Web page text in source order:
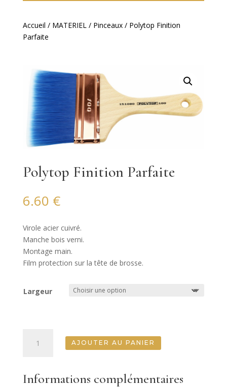
Accueil / MATERIEL/ Pinceaux/ Polytop Finition
Parfaite
Polytop Finition Parfaite
6.60 €
Virole acier cuivré.
Manche bois verni.
Montage main.
Film protection sur la tête de brosse.
Largeur
Parfaite
AJOUTER AU PANIER
Informations complémentaires